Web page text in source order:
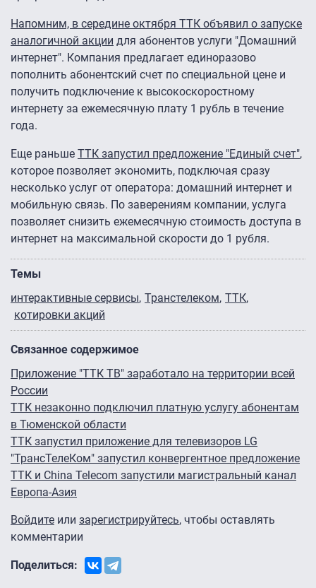
Напомним, в середине октября ТТК объявил о запуске
аналогичной акции для абонентов услуги "Домашний
интернет". Компания предлагает единоразово
пополнить абонентский счет по специальной цене и
получить подключение к высокоскоростному
интернету за ежемесячную плату 1 рубль в течение
года.
Еще раньше ТТК запустил предложение "Единый счет",
которое позволяет экономить, подключая сразу
несколько услуг от оператора: домашний интернет и
мобильную связь. По заверениям компании, услуга
позволяет снизить ежемесячную стоимость доступа в
интернет на максимальной скорости до 1 рубля.
Темы
интерактивные сервисы Транстелеком ТТК
котировки акций
Связанное содержимое
Приложение "ТТК ТВ" заработало на территории всей
России
ТТК незаконно подключил платную услугу абонентам
в Тюменской области
ТТК запустил приложение для телевизоров LG
"ТрансТелеКом" запустил конвергентное предложение
ТТК и China Telecom запустили магистральный канал
Европа-Азия
Войдите или зарегистрируйтесь, чтобы оставлять
комментарии
Поделиться: